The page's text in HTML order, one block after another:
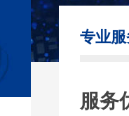
专业
服务